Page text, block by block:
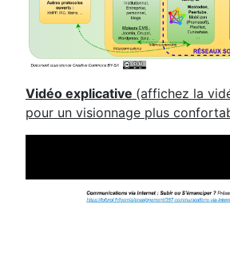
Vidéo explicative (affichez la
pour un visionnage plus